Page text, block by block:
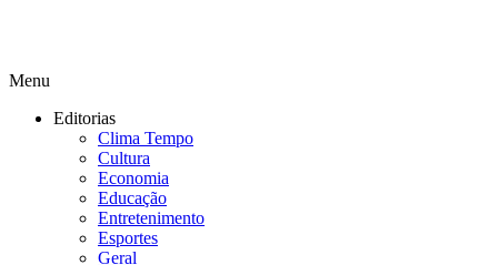
Menu
Editorias
Clima Tempo
Cultura
Economia
Educação
Entretenimento
Esportes
Geral